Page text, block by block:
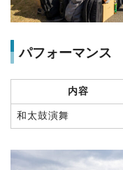
パフォーマンス
内容
和太鼓演舞